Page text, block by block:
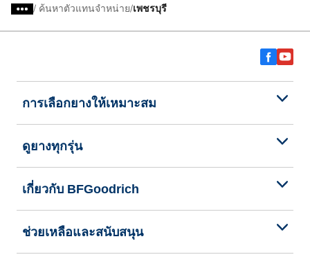
/ ค้นหาตัวแทนจำหน่าย เพชรบุรี
การเลือกยางให้เหมาะสม
ดูยางทุกรุ่น
เกี่ยวกับ BFGoodrich
ช่วยเหลือและสนับสนุน